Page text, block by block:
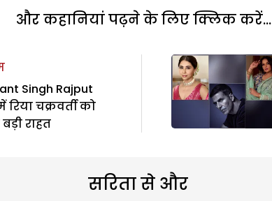
और कहानियां पढ़ने के लिए क्लिक करें...
Singh Rajput
चक्रवर्ती को
राहत
सरिता से और